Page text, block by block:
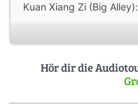
Kuan Xiang Zi (Big
Hör dir die